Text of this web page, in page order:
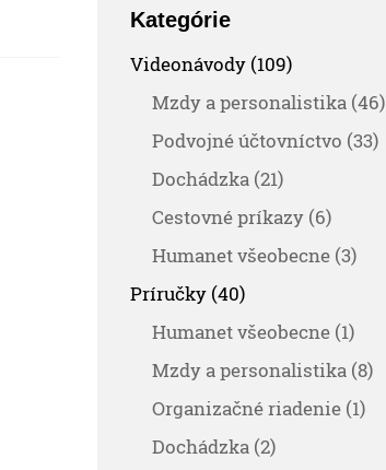
Kategórie
Videonávody (109)
Mzdy a personalistika (46)
Podvojné účtovníctvo (33)
Dochádzka (21)
Cestovné príkazy (6)
Humanet všeobecne (3)
Príručky (40)
Humanet všeobecne (1)
Mzdy a personalistika (8)
Organizačné riadenie (1)
Dochádzka (2)